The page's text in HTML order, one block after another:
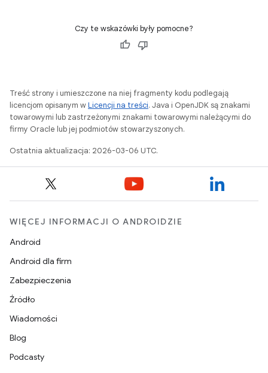
Czy te wskazówki były pomocne?
Treść strony i umieszczone na niej fragmenty kodu podlegają
licencjom opisanym wLicencji na treści. Java i OpenJDK są znakami
towarowymi lub zastrzeżonymi znakami towarowymi należącymi do
firmy Oracle lub jej podmiotów stowarzyszonych.
Ostatnia aktualizacja: 2026-03-06 UTC.
WIĘCEJ INFORMACJI O ANDROIDZIE
Android
Android dla firm
Zabezpieczenia
Źródło
Wiadomości
Blog
Podcasty